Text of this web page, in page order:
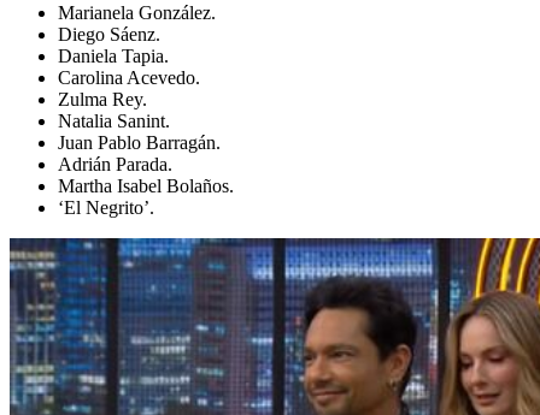
Marianela González.
Diego Sáenz.
Daniela Tapia.
Carolina Acevedo.
Zulma Rey.
Natalia Sanint.
Juan Pablo Barragán.
Adrián Parada.
Martha Isabel Bolaños.
‘El Negrito’.